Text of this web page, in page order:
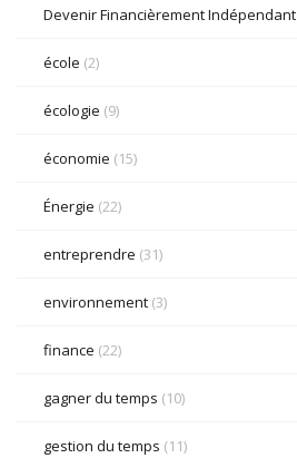
Devenir Financièrement Indépendant
école (2)
écologie (9)
économie (15)
Énergie (22)
entreprendre (31)
environnement (3)
finance (22)
gagner du temps (10)
gestion du temps (11)